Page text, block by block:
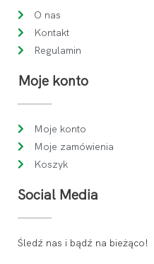
O nas
Kontakt
Regulamin
Moje konto
Moje konto
Moje zamówienia
Koszyk
Social Media
Śledź nas i bądź na bieżąco!